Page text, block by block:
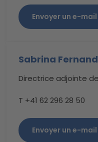
Envoyer un e-mail
Sabrina
Directrice adjointe
T +41 62 296 28 50
Envoyer un e-mail